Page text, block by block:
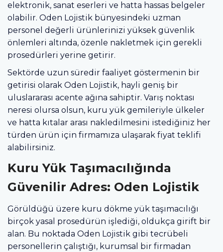
elektronik, sanat eserleri ve hatta hassas belgeler
olabilir. Oden Lojistik bünyesindeki uzman
personel değerli ürünlerinizi yüksek güvenlik
önlemleri altında, özenle nakletmek için gerekli
prosedürleri yerine getirir.
Sektörde uzun süredir faaliyet göstermenin bir
getirisi olarak Oden Lojistik, hayli geniş bir
uluslararası acente ağına sahiptir. Varış noktası
neresi olursa olsun, kuru yük gemileriyle ülkeler
ve hatta kıtalar arası nakledilmesini istediğiniz her
türden ürün için firmamıza ulaşarak fiyat teklifi
alabilirsiniz.
Kuru Yük Taşımacılığında
Güvenilir Adres: Oden Lojistik
Görüldüğü üzere kuru dökme yük taşımacılığı
birçok yasal prosedürün işlediği, oldukça girift bir
alan. Bu noktada Oden Lojistik gibi tecrübeli
personellerin çalıştığı, kurumsal bir firmadan